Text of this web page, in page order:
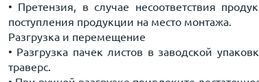
• Претензия, в случае несоответствия
поступления продукции на место монтажа.
Разгрузка и перемещение
• Разгрузка пачек листов в заводской
траверс.